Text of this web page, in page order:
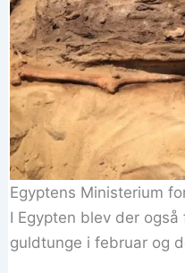
Egyptens Ministerium
I Egypten blev der
guldtunge i februar og